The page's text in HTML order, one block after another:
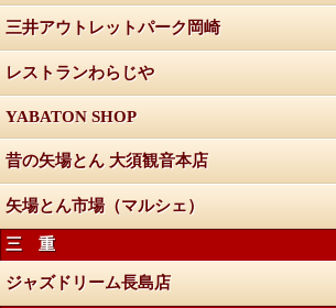
三井アウトレットパーク岡崎
レストランわらじや
YABATON SHOP
昔の矢場とん 大須観音本店
矢場とん市場（マルシェ）
三 重
ジャズドリーム長島店